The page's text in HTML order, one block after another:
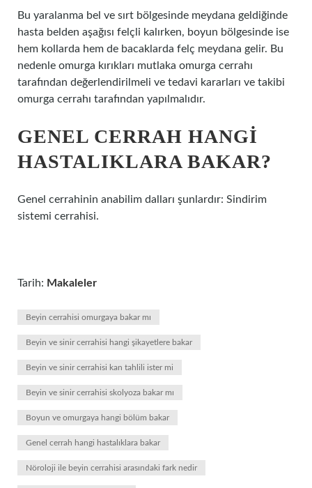
Bu yaralanma bel ve sırt bölgesinde meydana geldiğinde
hasta belden aşağısı felçli kalırken, boyun bölgesinde ise
hem kollarda hem de bacaklarda felç meydana gelir. Bu
nedenle omurga kırıkları mutlaka omurga cerrahı
tarafından değerlendirilmeli ve tedavi kararları ve takibi
omurga cerrahı tarafından yapılmalıdır.
GENEL CERRAH HANGI
HASTALIKLARA BAKAR?
Genel cerrahinin anabilim dalları şunlardır: Sindirim
sistemi cerrahisi.
Tarih: Makaleler
Beyin cerrahisi omurgaya bakar mı
Beyin ve sinir cerrahisi hangi şikayetlere bakar
Beyin ve sinir cerrahisi kan tahlili ister mi
Beyin ve sinir cerrahisi skolyoza bakar mı
Boyun ve omurgaya hangi bölüm bakar
Genel cerrah hangi hastalıklara bakar
Nöroloji ile beyin cerrahisi arasındaki fark nedir